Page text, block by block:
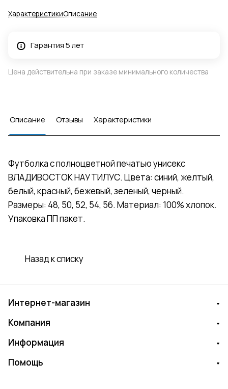
ХарактеристикиОписание
Гарантия 5 лет
Цена действительна при заказе минимального количества
Описание Отзывы Характеристики
Футболка с полноцветной печатью унисекс
ВЛАДИВОСТОК НАУТИЛУС. Цвета: синий, желтый,
белый, красный, бежевый, зеленый, черный.
Размеры: 48, 50, 52, 54, 56. Материал: 100% хлопок.
Упаковка ПП пакет.
Назад к списку
Интернет-магазин
Компания
Информация
Помощь